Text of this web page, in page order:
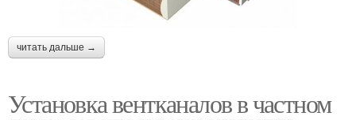
читать дальше →
Установка вентканалов в частном